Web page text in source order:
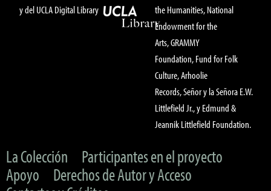
y del UCLA Digital Library
the Humanities, National
Endowment for the
Arts, GRAMMY
Foundation, Fund for Folk
Culture, Arhoolie
Records, Señor y la Señora E.W.
Littlefield Jr., y Edmund &
Jeannik Littlefield Foundation.
La Colección
Participantes en el proyecto
Apoyo
Derechos de Autor y Acceso